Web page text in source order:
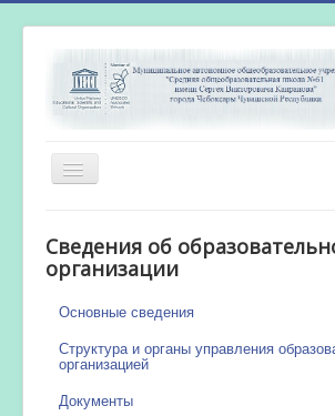
Включить/
выключить
Новости
Сведения об
организации
Основные сведения
Структура и органы управления
организацией
Документы